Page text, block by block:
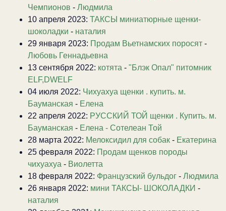
Чемпионов - Людмила
10 апреля 2023: ТАКСЫ миниатюрные щенки-
шоколадки - наталия
29 января 2023: Продам Вьетнамских поросят -
Любовь Геннадьевна
13 сентября 2022: котята - "Блэк Опал" питомник
ELF,DWELF
04 июля 2022: Чихуахуа щенки . купить. м.
Бауманская - Елена
22 апреля 2022: РУССКИЙ ТОЙ щенки . Купить. м.
Бауманская - Елена - Сотелеан Той
28 марта 2022: Мелоксидил для собак - Екатерина
25 февраля 2022: Продам щенков породы
чихуахуа - Виолетта
18 февраля 2022: Французский бульдог - Людмила
26 января 2022: мини ТАКСЫ- ШОКОЛАДКИ -
наталия